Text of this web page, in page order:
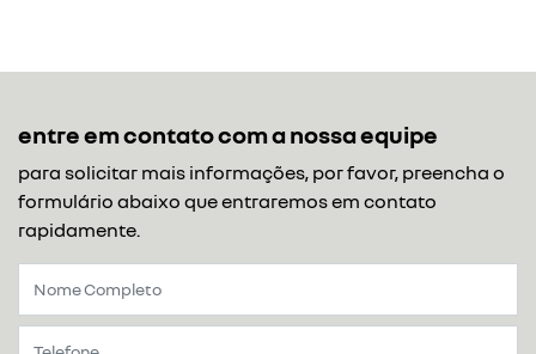
entre em contato com a nossa equipe
para solicitar mais informações, por favor, preencha o
formulário abaixo que entraremos em contato
rapidamente.